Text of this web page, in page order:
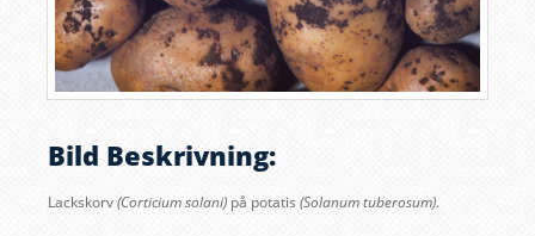
Bild Beskrivning:
Lackskorv(Corticium solani) på potatis(Solanum tuberosum).